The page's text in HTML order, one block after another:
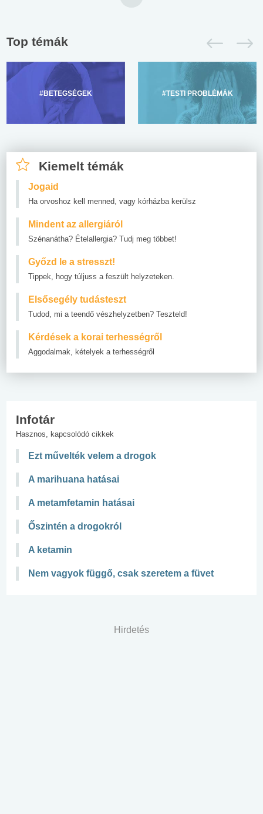
Top témák
#BETEGSÉGEK #TESTI PROBLÉMÁK
Kiemelt témák
Jogaid
Ha orvoshoz kell menned, vagy kórházba kerülsz
Mindent az allergiáról
Szénanátha? Ételallergia? Tudj meg többet!
Győzd le a stresszt!
Tippek, hogy túljuss a feszült helyzeteken.
Elsősegély tudásteszt
Tudod, mi a teendő vészhelyzetben? Teszteld!
Kérdések a korai terhességről
Aggodalmak, kételyek a terhességről
Infotár
Hasznos, kapcsolódó cikkek
Ezt művelték velem a drogok
A marihuana hatásai
A metamfetamin hatásai
Őszintén a drogokról
A ketamin
Nem vagyok függő, csak szeretem a füvet
Hirdetés